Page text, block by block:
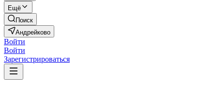
Ещё
Поиск
Андрейково
Войти
Войти
Зарегистрироваться